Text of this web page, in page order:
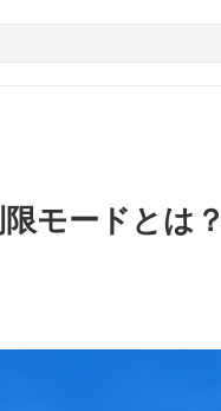
限モードとは